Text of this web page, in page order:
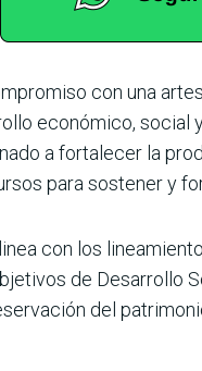
con una
económico, social
a fortalecer la
para sostener y
con los
de Desarrollo
del